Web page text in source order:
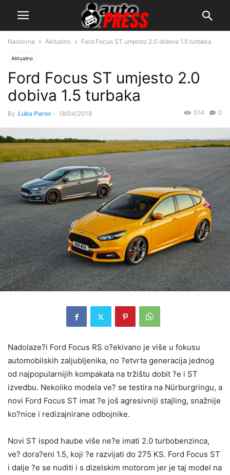
Naslovna Aktualno Ford Focus ST umjesto 2.0 dobiva 1.5 turbaka
Aktualno
Ford Focus ST umjesto 2.0
dobiva 1.5 turbaka
By Luka Parov - 18/04/2018 0
514
Nadolaze?i Ford Focus RS o?ekivano je više u fokusu
automobilskih zaljubljenika, no ?etvrta generacija jednog
od najpopularnijih kompakata na tržištu dobit ?e i ST
izvedbu. Nekoliko modela ve? se testira na Nürburgringu, a
novi Ford Focus ST imat ?e još agresivniji stajling, snažnije
ko?nice i redizajnirane odbojnike.
Novi ST ispod haube više ne?e imati 2.0 turbobenzinca,
ve? dora?eni 1.5, koji ?e razvijati do 275 KS. Ford Focus ST
i dalje ?e se nuditi i s dizelskim motorom jer je taj model na